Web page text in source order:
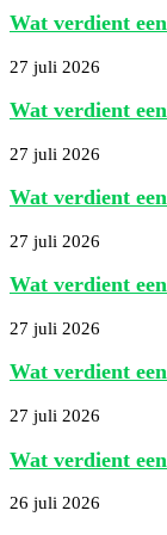
Wat verdient
27 juli 2026
Wat verdient
27 juli 2026
Wat verdient
27 juli 2026
Wat verdient
27 juli 2026
Wat verdient
27 juli 2026
Wat verdient
26 juli 2026